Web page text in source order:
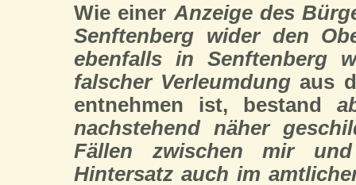
Wie einer Anzeige des
Senftenberg wider den
ebenfalls in Senftenberg
falscher Verleumdung aus
entnehmen ist, bestand
nachstehend näher
Fällen zwischen mir
Hintersatz auch im